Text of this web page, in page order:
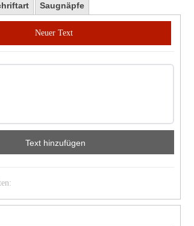
Saugnäpfe
Neuer Text
Text hinzufügen